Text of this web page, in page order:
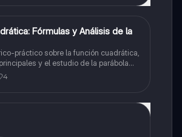
Fórmulas y Análisis de la
práctico sobre la función cuadrática,
y el estudio de la parábola
gráfica.Incluye desarrollo de la
cálculo de raíces, vértice y elementos
4